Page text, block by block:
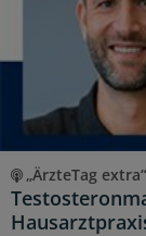
„ÄrzteTag